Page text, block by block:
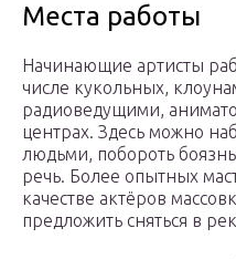
Места работы
Начинающие артисты
числе кукольных,
радиоведущими,
центрах. Здесь можно
людьми, побороть
речь. Более опытных
качестве актёров
предложить сняться в